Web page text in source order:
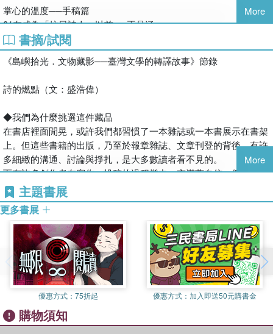
這是一個新舊混融的建築空間──在地理上，伴隨臺南東西部發展
的軌跡，座落於新舊市區開發的中心節點；在歷史上，橫跨日治到
戰後，見證政權的更迭與城市的興衰；在文學上，歷經舊文學式微
與新文學的萌芽；而在建築上，其本身也由於政治與戰爭等因素，
進行過各種維修與整建，形成不同時期各異的姿態。
建築的歷史也是人的歷史，而空間本身訴說的就是故事。本書即邀
集臺灣文學界的創作者撰寫16篇轉譯故事，著眼百餘年來空間的動
態，藉由虛實交錯的手法，爬梳老建築的百年歷史，呈現人與空間
的互動，交織出臺南州廳到臺灣文學館的迷人面貌。
【4個時期，4×4篇人物故事與歷史照片】
臺南廳長松木茂俊
建築師森山松之助與近藤十郎
裕仁皇太子與歌人國枝龍一
臺南州知事一番瀨佳雄
◆空軍供應司令部時期（1949─1969）
空供部司令魏崇良
臺灣第一代舞蹈家林香芸
平劇老生謝景莘與天馬平劇隊
空軍子弟姚蓬麟
影》、《湖上的鴨子都到哪裡去了》。與黃崇凱共同主編《台灣七
年級小說金典》；非虛構寫作《學校不敢教的小說》、《只要出問
題，小說都能搞定》、《作家生存攻略》、《文壇生態導覽》、
《他們沒在寫小說的時候》、《他們互相傷害的時候》，並與朱家
安合著《作文超進化》。個人網站：https://chuckchu.com.tw/。
吳映彤
踐：劇場演員詹慧玲的案例》、台積TSMC綠繪本《綠奇蹟／台積
森林的誕生》、《綠管家／環境特攻隊》。
呂珮綾
1997年生，國立臺北教育大學臺文所在讀。曾獲中興湖文學獎、葉
紅女性詩獎、教育部文藝創作獎新詩組首獎等。詩集《破綻》創作
計畫獲國藝會補助。
李筱涵
國立臺北教育大學語創系學士、國立臺灣大學臺灣文學研究所碩
士，現為國立臺灣大學中國文學系博士候選人。研究領域為現代華
文小說、臺灣文學、香港文學、女性文學；曾獲林榮三文學獎、國
藝會創作補助。文學作品、書評與採訪文章散見多家報紙副刊與文
學雜誌，著有散文集《貓蕨漫生掌紋》，本書入圍臺灣文學獎金典
獎。
《百年建築．今昔物語──國立臺灣文學館的空間記憶與生命紀
誠摯推薦（依姓名筆畫排序）
老屋顏工作室
馬翊航／作家
陳昌明／國立成功大學名譽教授
黃崇凱／小說家
傅朝卿／國立成功大學建築學系名譽教授
蔣竹山／國立中央大學歷史所教授兼文學院學士班主任
謝仕淵／國立成功大學歷史學系副教授
謝金魚／歷史作家
蘇碩斌／國立臺灣大學臺灣文學研究所教授
掌心的溫度──手稿篇
01在成為「抗日詩人」以前──王品涵
洪棄生《寄鶴齋詩草乙未以前謔蹻集》
02臺灣文青的歧路──陳允元
劉吶鷗《新文藝日記》
楊逵〈模範村〉
龍瑛宗〈故園秋色〉
05過時的新意──蕭詒徽
吳漫沙《落花恨》
06一張張變化的白紙──馬翊航
07崁頂村與洪醒夫剪影──廖崇倫
洪醒夫〈崁頂村的無賴漢〉寫作大綱
紙張的方寸──書籍篇
08一九一七桌來賓點唱──林廷璋
平澤平七《臺灣歌謠與名著物語》
09櫟社與它並不廢材的文青夥伴──徐淑賢
林幼春主編《櫟社第一集》
蔡培火《十項管見》
More
書摘/試閱
《島嶼拾光．文物藏影──臺灣文學的轉譯故事》節錄
詩的燃點（文：盛浩偉）
◆我們為什麼挑選這件藏品
在書店裡面閒晃，或許我們都習慣了一本雜誌或一本書展示在書架
上。但這些書籍的出版，乃至於報章雜誌、文章刊登的背後，有許
多細緻的溝通、討論與掙扎，是大多數讀者看不見的。
而有許多創作者在寫作、投稿的過程當中，充滿著自信，但又猶
疑，遠方未曾謀面的編輯是否可以體會自己的匠心獨到，成為自己
的伯樂……
在〈多田南溟致郭水潭函〉當中，我們便發現了這個靈光碰撞的珍
貴瞬間。更特別的是，在臺日本詩人多田南溟對臺灣詩人郭水潭的
激賞與肯認，似乎也告訴我們：在複雜的殖民統治當中，文學如何
超越政治，成為臺日詩人共同的思想接點與現實關懷。
就讓本文帶你深入兩位詩人、同時也是作者與編輯詩心交會、激盪
的歷史時刻。
◆故事的肇端
你創作嗎？你希望讓自己的作品公諸於世，被人們閱讀嗎？
More
主題書展
更多書展
優惠方式： 75折起 優惠方式： 加入即送50元購書金
購物須知